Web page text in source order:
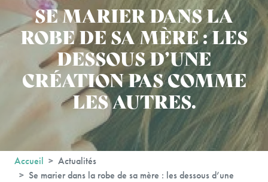
SE MARIER DANS LA
ROBE DE SA MÈRE : LES
DESSOUS D’UNE
CRÉATION PAS COMME
LES AUTRES.
Accueil
Actualités
Se marier dans la robe de sa mère : les dessous d’une